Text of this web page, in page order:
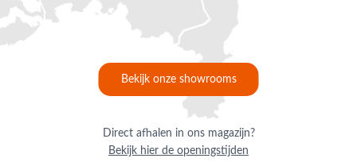
✔ Gratis verzending vanaf €50,-
Bekijk onze showrooms
Direct afhalen in ons magazijn?
Bekijk hier de openingstijden